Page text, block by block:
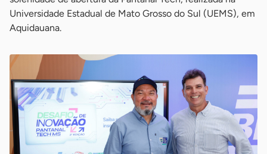
Universidade Estadual de Mato Grosso do Sul (UEMS), em
Aquidauana.